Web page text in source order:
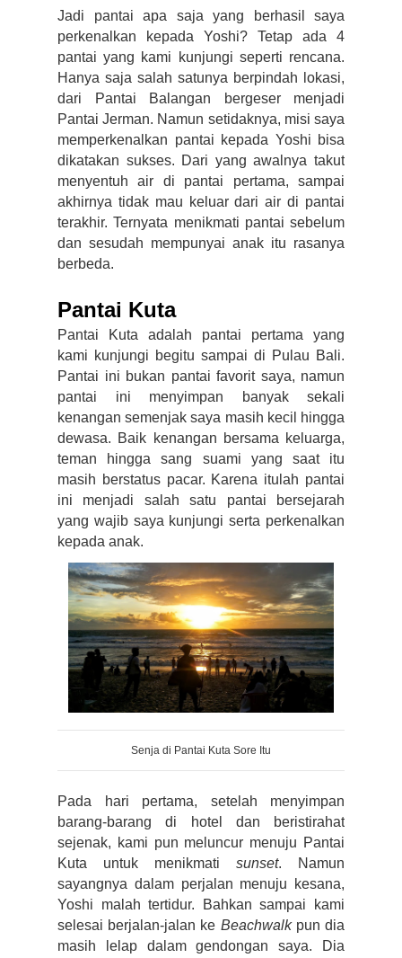
Jadi pantai apa saja yang berhasil saya
perkenalkan kepada Yoshi? Tetap ada 4
pantai yang kami kunjungi seperti rencana.
Hanya saja salah satunya berpindah lokasi,
dari Pantai Balangan bergeser menjadi
Pantai Jerman. Namun setidaknya, misi saya
memperkenalkan pantai kepada Yoshi bisa
dikatakan sukses. Dari yang awalnya takut
menyentuh air di pantai pertama, sampai
akhirnya tidak mau keluar dari air di pantai
terakhir. Ternyata menikmati pantai sebelum
dan sesudah mempunyai anak itu rasanya
berbeda.
Pantai Kuta
Pantai Kuta adalah pantai pertama yang
kami kunjungi begitu sampai di Pulau Bali.
Pantai ini bukan pantai favorit saya, namun
pantai ini menyimpan banyak sekali
kenangan semenjak saya masih kecil hingga
dewasa. Baik kenangan bersama keluarga,
teman hingga sang suami yang saat itu
masih berstatus pacar. Karena itulah pantai
ini menjadi salah satu pantai bersejarah
yang wajib saya kunjungi serta perkenalkan
kepada anak.
Senja di Pantai Kuta Sore Itu
Pada hari pertama, setelah menyimpan
barang-barang di hotel dan beristirahat
sejenak, kami pun meluncur menuju Pantai
Kuta untuk menikmati sunset. Namun
sayangnya dalam perjalan menuju kesana,
Yoshi malah tertidur. Bahkan sampai kami
selesai berjalan-jalan ke Beachwalk pun dia
masih lelap dalam gendongan saya. Dia